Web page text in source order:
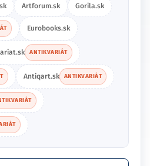
Artforum.sk Gorila.sk
Eurobooks.sk
ANTIKVARIÁT
Antiqart.sk ANTIKVARIÁT